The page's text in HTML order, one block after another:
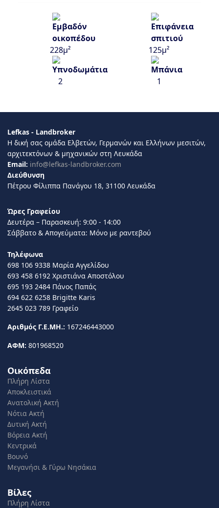
228μ² 125μ²
2 1
Lefkas - Landbroker
Η δική σας ομάδα Ελβετών, Γερμανών και Ελλήνων μεσιτών,
αρχιτεκτόνων & μηχανικών στη Λευκάδα
Email: info@lefkas-landbroker.com
Διεύθυνση
Πέτρου Φίλιππα Πανάγου 18, 31100 Λευκάδα
Ώρες Γραφείου
Δευτέρα – Παρασκευή: 9:00 - 14:00
Σάββατο & Απογεύματα: Μόνο με ραντεβού
Τηλέφωνα
698 106 9338 Μαρία Αγγελίδου
693 458 6192 Χριστιάνα Αποστόλου
695 193 2484 Πάνος Παπάς
694 622 6258 Brigitte Karis
2645 023 789 Γραφείο
Αριθμός Γ.Ε.ΜΗ.: 167246443000
ΑΦΜ: 801968520
Οικόπεδα
Πλήρη Λίστα
Αποκλειστικά
Ανατολική Ακτή
Νότια Ακτή
Δυτική Ακτή
Βόρεια Ακτή
Κεντρικά
Βουνό
Μεγανήσι & Γύρω Νησάκια
Βίλες
Πλήρη Λίστα